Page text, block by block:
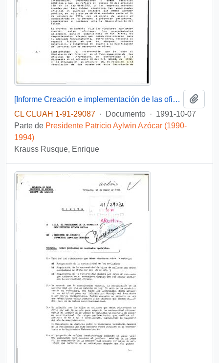
[Informe Creación e implementación de las oficinas de información al usuario]
CL CLUAH 1-91-29087 · Documento · 1991-10-07
Parte de Presidente Patricio Aylwin Azócar (1990-
1994)
Krauss Rusque, Enrique